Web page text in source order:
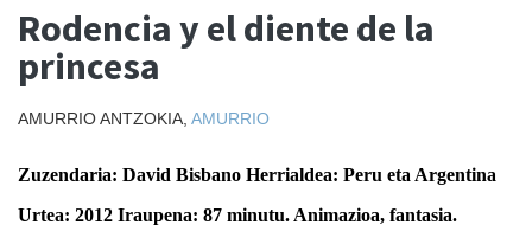
Rodencia y el diente de la
princesa
AMURRIO ANTZOKIA, AMURRIO
Zuzendaria: David Bisbano Herrialdea: Peru eta Argentina
Urtea: 2012 Iraupena: 87 minutu. Animazioa, fantasia.